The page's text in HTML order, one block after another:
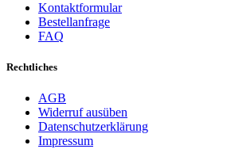
Kontaktformular
Bestellanfrage
FAQ
Rechtliches
AGB
Widerruf ausüben
Datenschutzerklärung
Impressum